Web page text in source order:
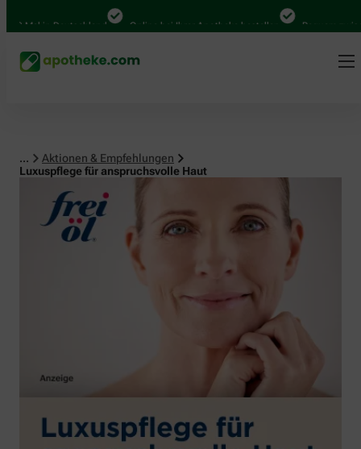
in Deutschland Online bei Ihrer Apotheke bestellen Bequem zwischen
...
Aktionen & Empfehlungen
Luxuspflege für anspruchsvolle Haut